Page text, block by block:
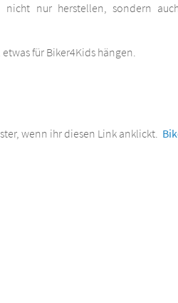
nicht nur herstellen, sondern
für Biker4Kids hängen.
wenn ihr diesen Link anklickt.